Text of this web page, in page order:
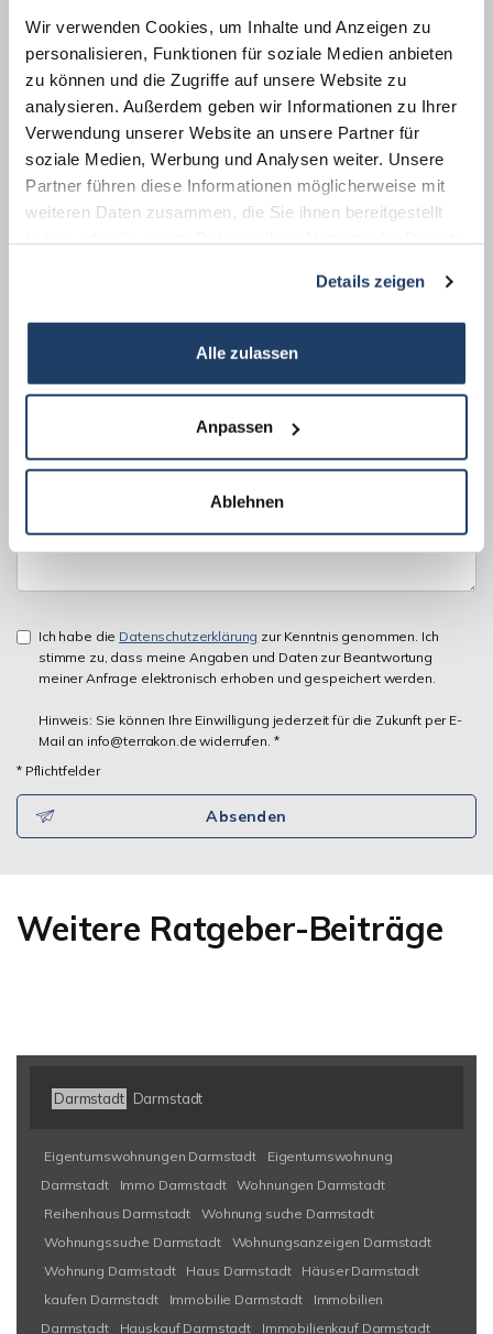
Wir verwenden Cookies, um Inhalte und Anzeigen zu
personalisieren, Funktionen für soziale Medien anbieten
zu können und die Zugriffe auf unsere Website zu
analysieren. Außerdem geben wir Informationen zu Ihrer
Verwendung unserer Website an unsere Partner für
soziale Medien, Werbung und Analysen weiter. Unsere
Partner führen diese Informationen möglicherweise mit
weiteren Daten zusammen, die Sie ihnen bereitgestellt
Details zeigen
Alle zulassen
Anpassen
Ablehnen
Ich habe die Datenschutzerklärung zur Kenntnis genommen. Ich
stimme zu, dass meine Angaben und Daten zur Beantwortung
meiner Anfrage elektronisch erhoben und gespeichert werden.
Hinweis: Sie können Ihre Einwilligung jederzeit für die Zukunft per E-
Mail an info@terrakon.de widerrufen. *
* Pflichtfelder
Absenden
Weitere Ratgeber-Beiträge
Darmstadt Darmstadt
Eigentumswohnungen Darmstadt
Eigentumswohnung
Darmstadt
Immo Darmstadt
Wohnungen Darmstadt
Reihenhaus Darmstadt
Wohnung suche Darmstadt
Wohnungssuche Darmstadt
Wohnungsanzeigen Darmstadt
Wohnung Darmstadt
Haus Darmstadt
Häuser Darmstadt
kaufen Darmstadt
Immobilie Darmstadt
Immobilien
Darmstadt
Hauskauf Darmstadt Immobilienkauf Darmstadt